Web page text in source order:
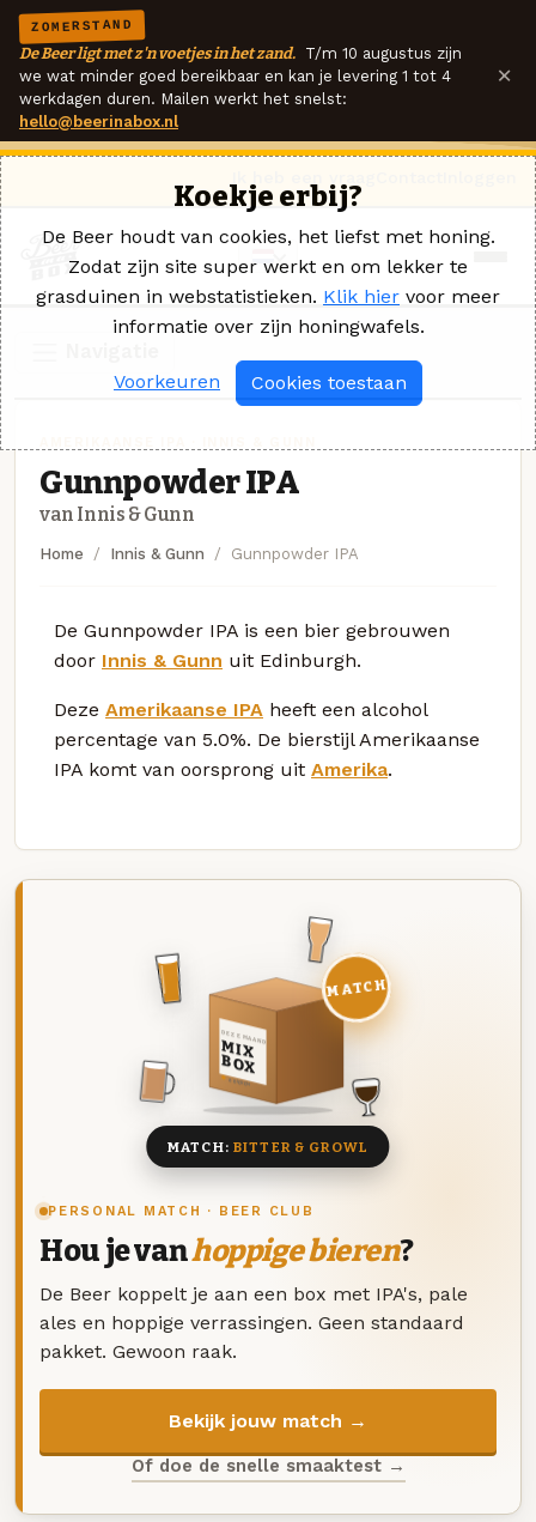
ZOMERSTAND
De Beer ligt met z'n voetjes in het zand. T/m 10 augustus zijn
we wat minder goed bereikbaar en kan je levering 1 tot 4
werkdagen duren. Mailen werkt het snelst:
hello@beerinabox.nl
×
Gunnpowder IPA
van Innis & Gunn
Home Innis & Gunn Gunnpowder IPA
De Gunnpowder IPA is een bier gebrouwen
door Innis & Gunn uit Edinburgh.
Deze Amerikaanse IPA heeft een alcohol
percentage van 5.0%. De bierstijl Amerikaanse
IPA komt van oorsprong uit Amerika.
PERSONAL MATCH · BEER CLUB
Hou je vanhoppige bieren?
De Beer koppelt je aan een box met IPA's, pale
ales en hoppige verrassingen. Geen standaard
pakket. Gewoon raak.
Bekijk jouw match →
Of doe de snelle smaaktest →
DEZE MAAND
MIX
BOX
8 BIEREN
MATCH
MATCH: BITTER & GROWL
Koekje erbij?
De Beer houdt van cookies, het liefst met honing.
Zodat zijn site super werkt en om lekker te
grasduinen in webstatistieken. Klik hier voor meer
informatie over zijn honingwafels.
Voorkeuren Cookies toestaan